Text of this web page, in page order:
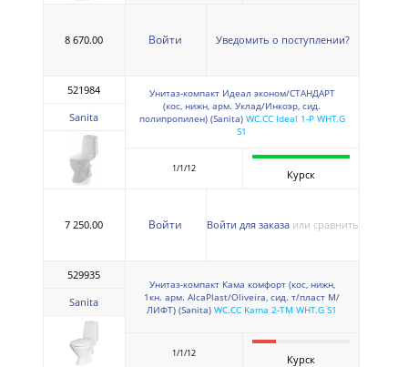
8 670.00 Войти Уведомить о поступлении?
521984
Sanita
Унитаз-компакт Идеал эконом/СТАНДАРТ
(кос, нижн, арм. Уклад/Инкоэр, сид.
полипропилен) (Sanita) WC.CC Ideal 1-P WHT.G
S1
1/1/12 Курск
7 250.00 Войти Войти для заказа или сравнить
529935
Sanita
Унитаз-компакт Кама комфорт (кос, нижн,
1кн. арм. AlcaPlast/Oliveira, сид. т/пласт М/
ЛИФТ) (Sanita) WC.CC Kama 2-TM WHT.G S1
1/1/12 Курск